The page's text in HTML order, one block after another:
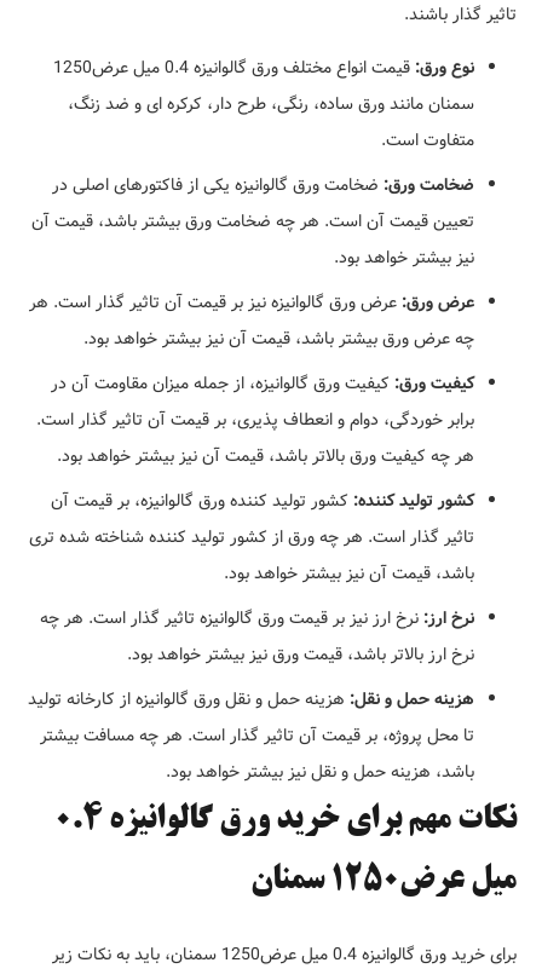
تاثیر گذار باشند.
نوع ورق:
قیمت انواع مختلف ورق گالوانیزه 0.4 میل عرض1250
سمنان مانند ورق ساده، رنگی، طرح دار، کرکره ای و ضد زنگ،
متفاوت است.
ضخامت ورق: ضخامت ورق گالوانیزه یکی از فاکتورهای اصلی در
تعیین قیمت آن است. هر چه ضخامت ورق بیشتر باشد، قیمت آن
نیز بیشتر خواهد بود.
عرض ورق: عرض ورق گالوانیزه نیز بر قیمت آن تاثیر گذار است. هر
چه عرض ورق بیشتر باشد، قیمت آن نیز بیشتر خواهد بود.
کیفیت ورق: کیفیت ورق گالوانیزه، از جمله میزان مقاومت آن در
برابر خوردگی، دوام و انعطاف پذیری، بر قیمت آن تاثیر گذار است.
هر چه کیفیت ورق بالاتر باشد، قیمت آن نیز بیشتر خواهد بود.
کشور تولید کننده: کشور تولید کننده ورق گالوانیزه، بر قیمت آن
تاثیر گذار است. هر چه ورق از کشور تولید کننده شناخته شده تری
باشد، قیمت آن نیز بیشتر خواهد بود.
نرخ ارز: نرخ ارز نیز بر قیمت ورق گالوانیزه تاثیر گذار است. هر چه
نرخ ارز بالاتر باشد، قیمت ورق نیز بیشتر خواهد بود.
هزینه حمل و نقل: هزینه حمل و نقل ورق گالوانیزه از کارخانه تولید
تا محل پروژه، بر قیمت آن تاثیر گذار است. هر چه مسافت بیشتر
باشد، هزینه حمل و نقل نیز بیشتر خواهد بود.
نکات مهم برای خرید ورق گالوانیزه 0.4
میل عرض1250 سمنان
برای خرید ورق گالوانیزه 0.4 میل عرض1250 سمنان، باید به نکات زیر